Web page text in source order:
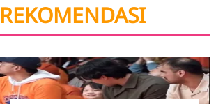
REKOMENDASI